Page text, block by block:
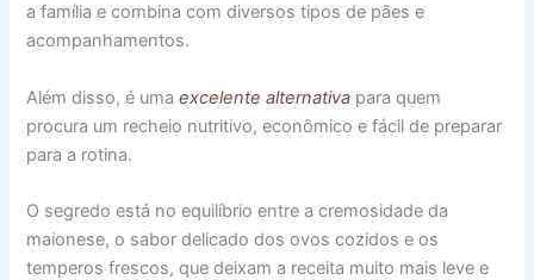
a família e combina com diversos tipos de pães e
acompanhamentos.
Além disso, é uma excelente alternativa para quem
procura um recheio nutritivo, econômico e fácil de preparar
para a rotina.
O segredo está no equilíbrio entre a cremosidade da
maionese, o sabor delicado dos ovos cozidos e os
temperos frescos, que deixam a receita muito mais leve e